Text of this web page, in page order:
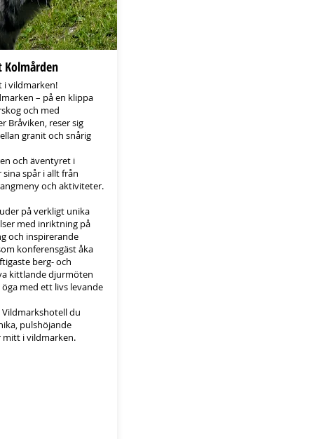
vildmarken!
– på en klippa
och med
Bråviken, reser sig
granit och snårig
och äventyret i
spår i allt från
och aktiviteter.
på verkligt unika
med inriktning på
och inspirerande
konferensgäst åka
berg- och
kittlande djurmöten
med ett livs levande
du
pulshöjande
i vildmarken.